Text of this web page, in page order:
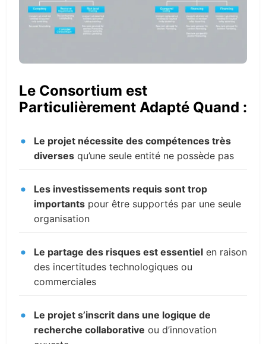
Le Consortium est
Particulièrement Adapté Quand :
Le projet nécessite des compétences très
diverses qu’une seule entité ne possède pas
Les investissements requis sont trop
importants pour être supportés par une seule
organisation
Le partage des risques est essentiel en raison
des incertitudes technologiques ou
commerciales
Le projet s’inscrit dans une logique de
recherche collaborative ou d’innovation